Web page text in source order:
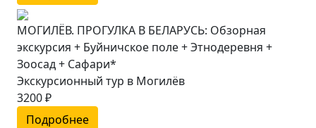
МОГИЛЁВ. ПРОГУЛКА В БЕЛАРУСЬ: Обзорная
экскурсия + Буйничское поле + Этнодеревня +
Зоосад + Сафари*
Экскурсионный тур в Могилёв
3200 ₽
Подробнее